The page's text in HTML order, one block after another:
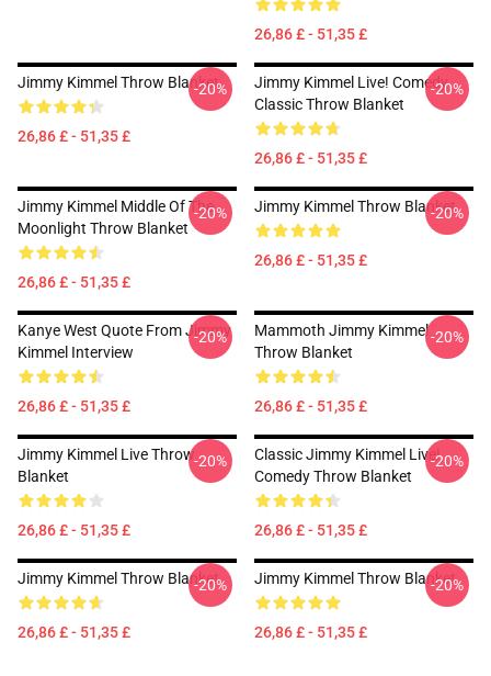
26,86 £ - 51,35 £
Jimmy Kimmel Throw Blanket
26,86 £ - 51,35 £
-20%
Jimmy Kimmel Live! Comedy
Classic Throw Blanket
26,86 £ - 51,35 £
-20%
Jimmy Kimmel Middle Of The
Moonlight Throw Blanket
26,86 £ - 51,35 £
-20% Jimmy Kimmel Throw Blanket
26,86 £ - 51,35 £
-20%
Kanye West Quote From Jimmy
Kimmel Interview
26,86 £ - 51,35 £
-20%
Mammoth Jimmy Kimmel
Throw Blanket
26,86 £ - 51,35 £
-20%
Jimmy Kimmel Live Throw
Blanket
26,86 £ - 51,35 £
-20%
Classic Jimmy Kimmel Live!
Comedy Throw Blanket
26,86 £ - 51,35 £
-20%
Jimmy Kimmel Throw Blanket
26,86 £ - 51,35 £
-20% Jimmy Kimmel Throw Blanket
26,86 £ - 51,35 £
-20%